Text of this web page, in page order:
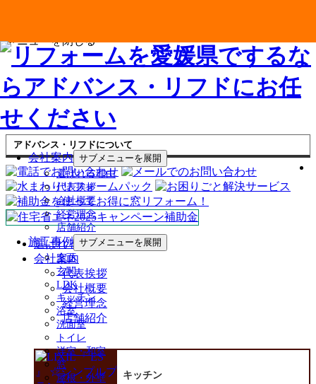
会社案内 サブメニューを展開
選ばれる理由
代表挨拶
会社概要
経営理念
店舗紹介
施工事例 サブメニューを展開
全面
玄関
LDK
キッチン
浴室
洗面室
トイレ
洋室・和室
窓
屋根・外壁
メニューを閉じる
アドバンス・リフドについて
選ばれる理由
会社案内
代表挨拶
会社概要
経営理念
店舗紹介
キッチン